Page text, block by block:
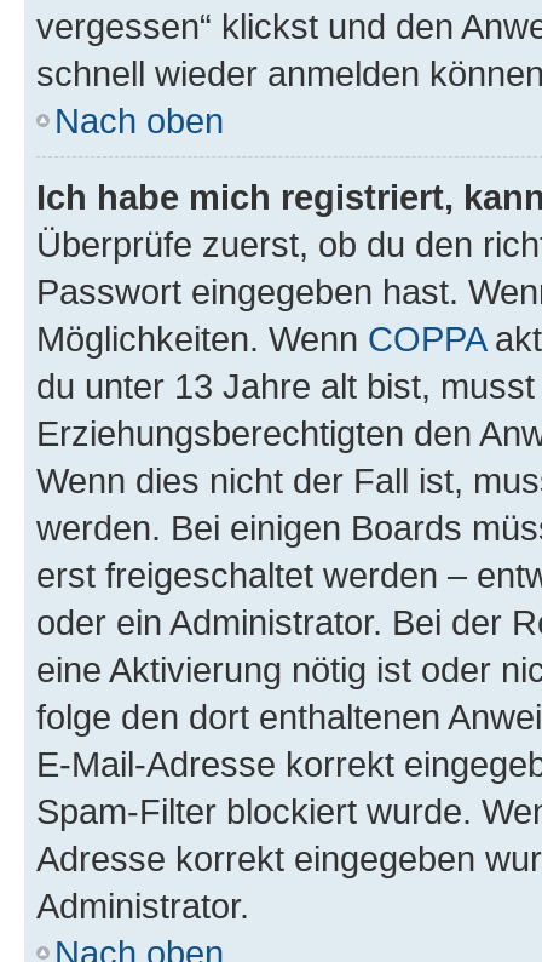
vergessen“ klickst und den
schnell wieder anmelden
Nach oben
Ich habe mich registriert,
Überprüfe zuerst, ob du den
Passwort eingegeben hast.
Möglichkeiten. Wenn COPPA
du unter 13 Jahre alt bist,
Erziehungsberechtigten den
Wenn dies nicht der Fall ist,
werden. Bei einigen Boards
erst freigeschaltet werden –
oder ein Administrator. Bei der
eine Aktivierung nötig ist oder
folge den dort enthaltenen
E-Mail-Adresse korrekt
Spam-Filter blockiert wurde.
Adresse korrekt eingegeben
Administrator.
Nach oben